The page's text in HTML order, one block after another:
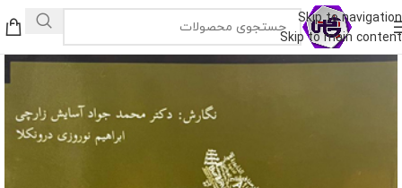
Skip to navigation
Skip to main content